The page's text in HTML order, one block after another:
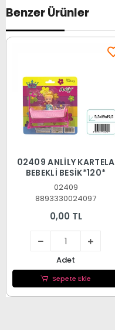
Benzer Ürünler
02409 ANLİLY KARTELA
BEBEKLİ BEŞİK*120*
02409
8893330024097
0,00 TL
Adet
Sepete Ekle